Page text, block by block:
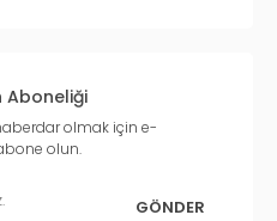
Aboneliği
olmak için e-
olun.